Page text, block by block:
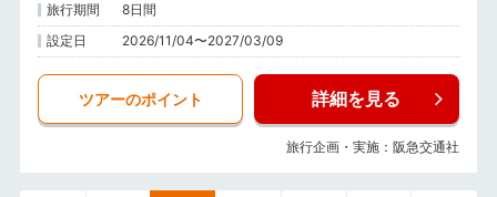
旅行期間
8日間
設定日
2026/11/04〜2027/03/09
ツアーのポイント 詳細を見る
旅行企画・実施：阪急交通社